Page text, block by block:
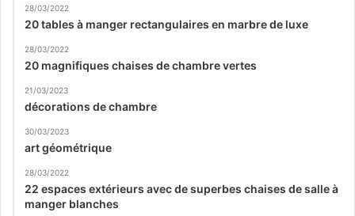
28/03/2022
20 tables à manger rectangulaires en marbre de luxe
28/03/2022
20 magnifiques chaises de chambre vertes
21/03/2023
décorations de chambre
30/03/2023
art géométrique
28/03/2022
22 espaces extérieurs avec de superbes chaises de salle à
manger blanches